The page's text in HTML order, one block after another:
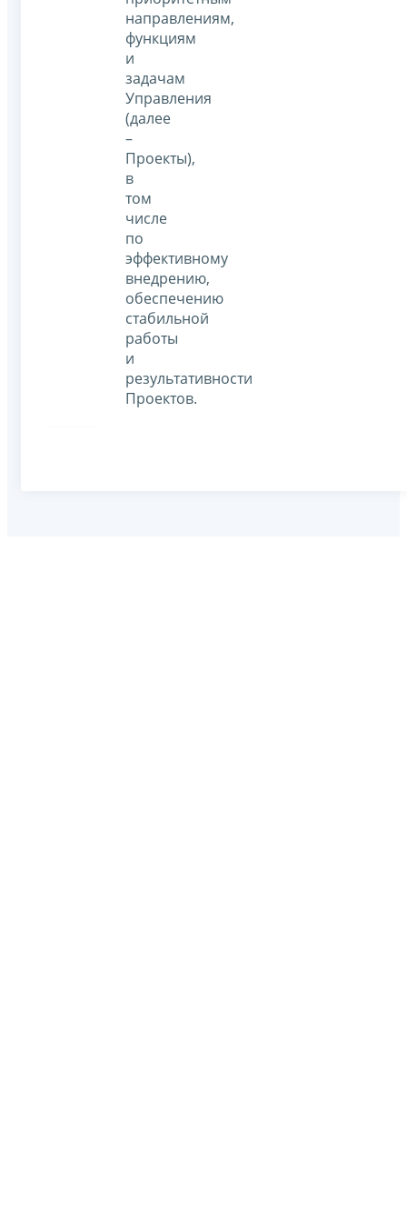
направлениям,
функциям
и
задачам
Управления
(далее
–
Проекты),
в
том
числе
по
эффективному
внедрению,
обеспечению
стабильной
работы
и
результативности
Проектов.